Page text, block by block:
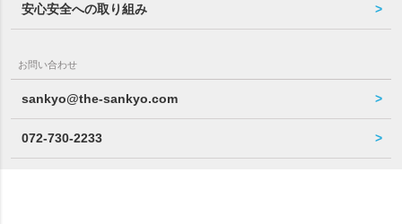
安心安全への取り組み
お問い合わせ
sankyo@the-sankyo.com
072-730-2233